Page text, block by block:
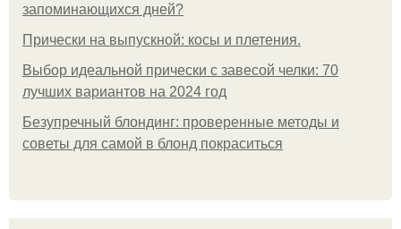
запоминающихся дней?
Прически на выпускной: косы и плетения.
Выбор идеальной прически с завесой челки: 70
лучших вариантов на 2024 год
Безупречный блондинг: проверенные методы и
советы для самой в блонд покраситься